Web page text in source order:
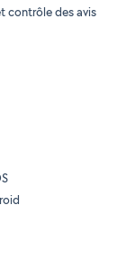
contrôle des avis